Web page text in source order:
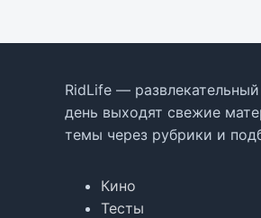
RidLife —
день выходят свежие
темы через рубрики и
Кино
Тесты